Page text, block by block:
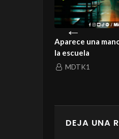
Aparece una
la escuela
MDTK1
DEJA UNA